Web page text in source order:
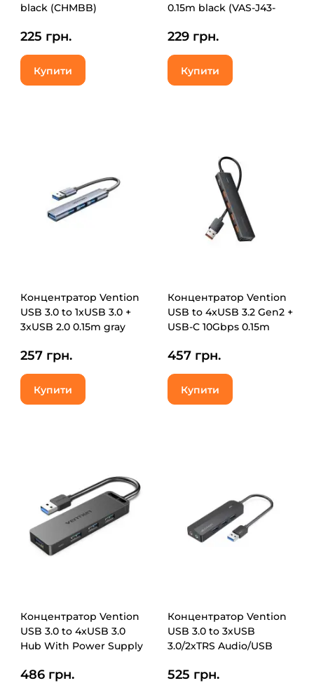
black (CHMBB)
225 грн.
Купити
0.15m black (VAS-J43-
229 грн.
Купити
Концентратор Vention
USB 3.0 to 1xUSB 3.0 +
3xUSB 2.0 0.15m gray
257 грн.
Купити
Концентратор Vention
USB to 4xUSB 3.2 Gen2 +
USB-C 10Gbps 0.15m
457 грн.
Купити
Концентратор Vention
USB 3.0 to 4xUSB 3.0
Hub With Power Supply
486 грн.
Концентратор Vention
USB 3.0 to 3хUSB
3.0/2хTRS Audio/USB
525 грн.